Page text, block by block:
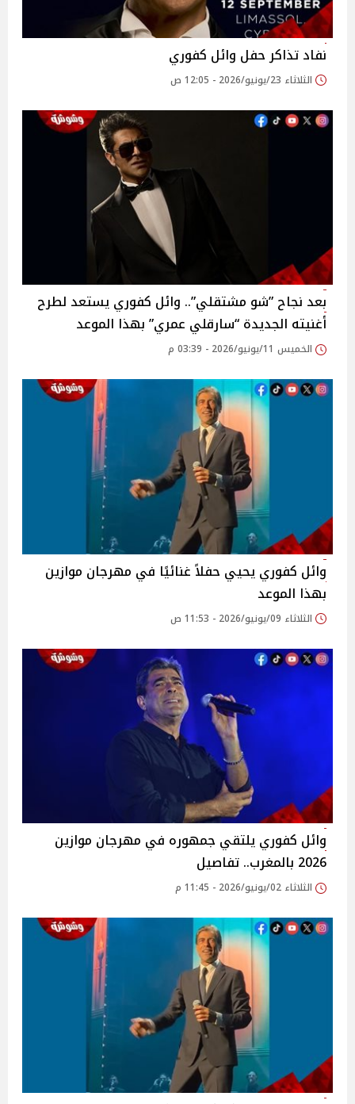
نفاد تذاكر حفل وائل كفوري
الثلاثاء 23/يونيو/2026 - 12:05 ص
بعد نجاح ”شو مشتقلي”.. وائل كفوري يستعد لطرح
أغنيته الجديدة “سارقلي عمري” بهذا الموعد
الخميس 11/يونيو/2026 - 03:39 م
وائل كفوري يحيي حفلاً غنائيًا في مهرجان موازين
بهذا الموعد
الثلاثاء 09/يونيو/2026 - 11:53 ص
وائل كفوري يلتقي جمهوره في مهرجان موازين
2026 بالمغرب.. تفاصيل
الثلاثاء 02/يونيو/2026 - 11:45 م